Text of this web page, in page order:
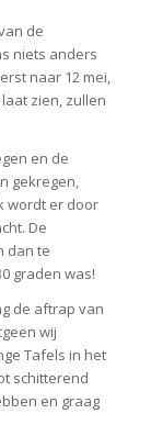
de
niets anders
naar 12 mei,
zien, zullen
en de
gekregen,
wordt er door
De
dan te
graden was!
de aftrap van
wij
Tafels in het
schitterend
en graag